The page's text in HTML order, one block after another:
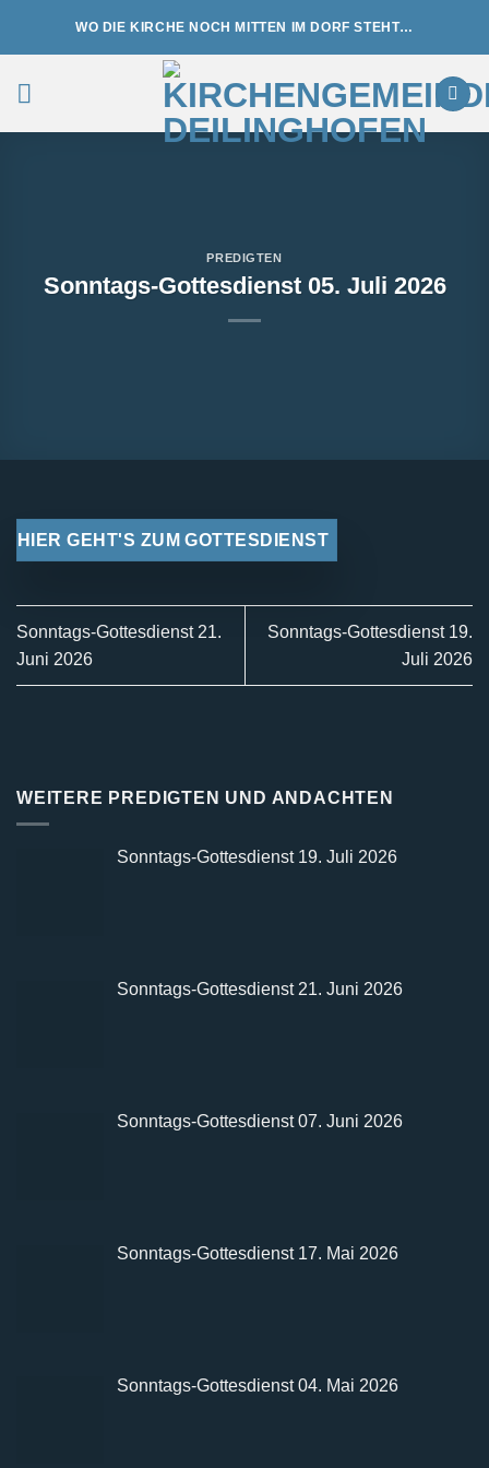
WO DIE KIRCHE NOCH MITTEN IM DORF STEHT…
PREDIGTEN
Sonntags-Gottesdienst 05. Juli 2026
HIER GEHT'S ZUM GOTTESDIENST
Sonntags-Gottesdienst 21.
Juni 2026
Sonntags-Gottesdienst 19.
Juli 2026
WEITERE PREDIGTEN UND ANDACHTEN
Sonntags-Gottesdienst 19. Juli 2026
Sonntags-Gottesdienst 21. Juni 2026
Sonntags-Gottesdienst 07. Juni 2026
Sonntags-Gottesdienst 17. Mai 2026
Sonntags-Gottesdienst 04. Mai 2026